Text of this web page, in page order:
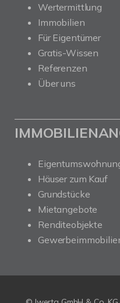
Wertermittlung
Immobilien
Für Eigentümer
Gratis-Wissen
Referenzen
Über uns
Häuser zum Kauf
Grundstücke
Mietangebote
Renditeobjekte